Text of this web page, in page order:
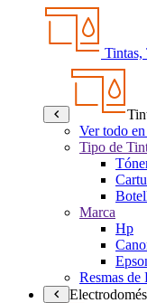
Tintas,
Ver todo
Tipo de
Marca
Hp
Resmas de